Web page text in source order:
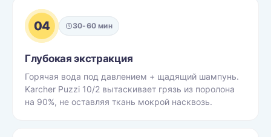
04 30-60 мин
Глубокая экстракция
Горячая вода под давлением + щадящий шампунь.
Karcher Puzzi 10/2 вытаскивает грязь из поролона
на 90%, не оставляя ткань мокрой насквозь.